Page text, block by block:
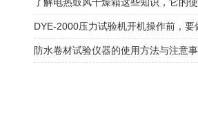
防水卷材试验仪器的使用方法与注意